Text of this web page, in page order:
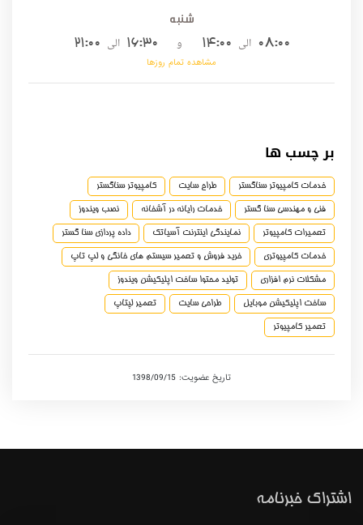
شنبه
08:00 الی 14:00 و 16:30 الی 21:00
مشاهده تمام روزها
بر چسب ها
خدمات کامپیوتر سناگستر طراح سایت کامپیوتر سناگستر
فنی و مهندسی سنا گستر خدمات رایانه در آشخانه نصب ویندوز
تعمیرات کامپیوتر نمایندگی اینترنت آسیاتک داده پردازی سنا گستر
خدمات کامپیوتری خرید فروش و تعمیر سیستم های خانگی و لپ تاپ
مشکلات نرم افزاری تولید محتوا ساخت اپلیکیشن ویندوز
ساخت اپلیکیشن موبایل طراحی سایت تعمیر لپتاپ
تعمیر کامپیوتر
تاریخ عضویت: 1398/09/15
اشتراک خبرنامه